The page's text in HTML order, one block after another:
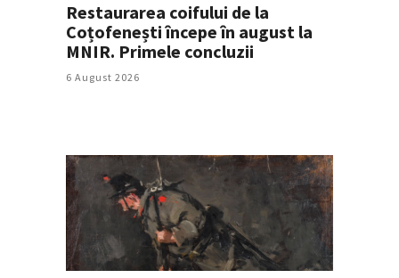
Restaurarea coifului de la
Coțofenești începe în august la
MNIR. Primele concluzii
6 August 2026